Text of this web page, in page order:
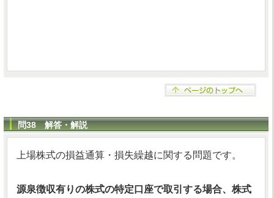
問38 解答・解説
上場株式の損益通算・損失繰越に関する問題です。
源泉徴収有りの株式の特定口座で取引する場合、株式